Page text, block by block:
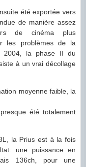
été exportée vers
de manière assez
de cinéma plus
les problèmes de la
2004, la phase II du
à un vrai décollage
moyenne faible, la
été totalement
la Prius est à la fois
une puissance en
136ch, pour une